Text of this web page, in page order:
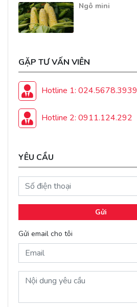
Ngô mini
GẶP TƯ VẤN VIÊN
Hotline 1: 024.5678.3939
Hotline 2: 0911.124.292
YÊU CẦU
Gửi
Gửi email cho tôi